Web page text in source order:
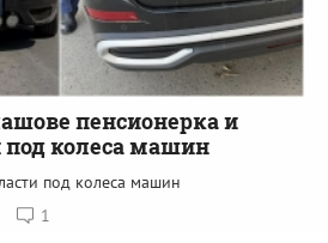
пенсионерка и
колеса машин
под колеса машин
1